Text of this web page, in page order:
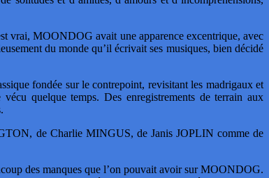
vrai, MOONDOG avait une apparence excentrique, avec
du monde qu’il écrivait ses musiques, bien décidé
fondée sur le contrepoint, revisitant les madrigaux et
quelque temps. Des enregistrements de terrain aux
de Charlie MINGUS, de Janis JOPLIN comme de
des manques que l’on pouvait avoir sur MOONDOG.